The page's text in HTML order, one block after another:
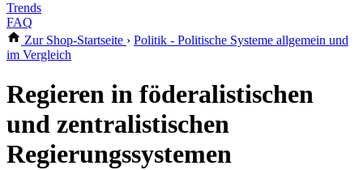
Trends
FAQ
Zur Shop-Startseite › Politik - Politische Systeme allgemein und
im Vergleich
Regieren in föderalistischen
und zentralistischen
Regierungssystemen